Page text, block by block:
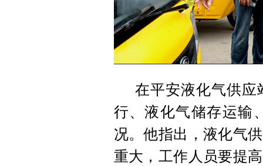
在平安液化气供应
行、液化气储存运输
况。他指出，液化气
重大，工作人员要提